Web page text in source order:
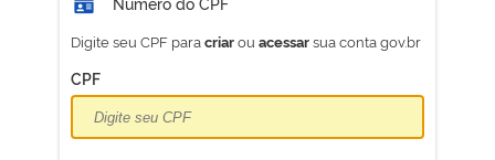
Digite seu CPF paracriarou acessarsua conta gov.br
CPF